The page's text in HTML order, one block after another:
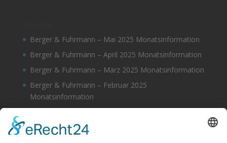
Berger & Fuhrmann – Mai 2025 Monatsinformation
Berger & Fuhrmann – April 2025 Monatsinformation
Berger & Fuhrmann – März 2025 Monatsinformation
Berger & Fuhrmann – Februar 2025
Monatsinformation
Monatsinformation